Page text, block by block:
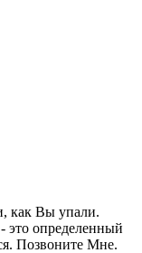
как Вы упали.
это определенный
Позвоните Мне.